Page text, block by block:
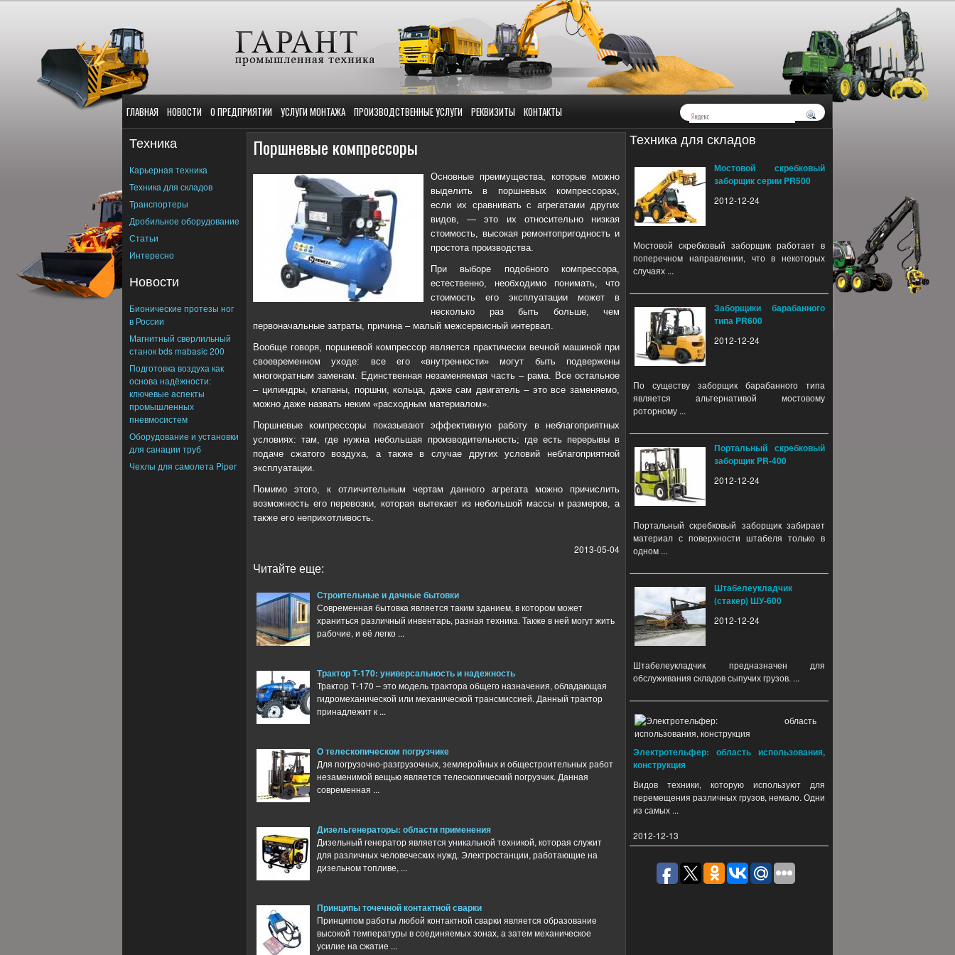
ГЛАВНАЯ НОВОСТИ О ПРЕДПРИЯТИИ УСЛУГИ МОНТАЖА ПРОИЗВОДСТВЕННЫЕ УСЛУГИ РЕКВИЗИТЫ КОНТАКТЫ
Техника
Карьерная техника
Техника для складов
Транспортеры
Дробильное оборудование
Статьи
Интересно
Новости
Бионические протезы ног
в России
Магнитный сверлильный
станок bds mabasic 200
Подготовка воздуха как
основа надёжности:
ключевые аспекты
промышленных
пневмосистем
Оборудование и установки
для санации труб
Чехлы для самолета Piper
Поршневые компрессоры
Основные преимущества, которые можно
выделить в поршневых компрессорах,
если их сравнивать с агрегатами других
видов, — это их относительно низкая
стоимость, высокая ремонтопригодность и
простота производства.
При выборе подобного компрессора,
естественно, необходимо понимать, что
стоимость его эксплуатации может в
несколько раз быть больше, чем
первоначальные затраты, причина – малый межсервисный интервал.
Вообще говоря, поршневой компрессор является практически вечной машиной при
своевременном уходе: все его «внутренности» могут быть подвержены
многократным заменам. Единственная незаменяемая часть – рама. Все остальное
– цилиндры, клапаны, поршни, кольца, даже сам двигатель – это все заменяемо,
можно даже назвать неким «расходным материалом».
Поршневые компрессоры показывают эффективную работу в неблагоприятных
условиях: там, где нужна небольшая производительность; где есть перерывы в
подаче сжатого воздуха, а также в случае других условий неблагоприятной
эксплуатации.
Помимо этого, к отличительным чертам данного агрегата можно причислить
возможность его перевозки, которая вытекает из небольшой массы и размеров, а
также его неприхотливость.
2013-05-04
Читайте еще:
Строительные и дачные бытовки
Современная бытовка является таким зданием, в котором может
храниться различный инвентарь, разная техника. Также в ней могут жить
рабочие, и её легко ...
Трактор Т-170: универсальность и надежность
Трактор Т-170 – это модель трактора общего назначения, обладающая
гидромеханической или механической трансмиссией. Данный трактор
принадлежит к ...
О телескопическом погрузчике
Для погрузочно-разгрузочных, землеройных и общестроительных работ
незаменимой вещью является телескопический погрузчик. Данная
современная ...
Дизельгенераторы: области применения
Дизельный генератор является уникальной техникой, которая служит
для различных человеческих нужд. Электростанции, работающие на
дизельном топливе, ...
Принципы точечной контактной сварки
Принципом работы любой контактной сварки является образование
высокой температуры в соединяемых зонах, а затем механическое
усилие на сжатие ...
Техника для складов
Мостовой скребковый
заборщик серии PR500
Мостовой скребковый заборщик работает в
поперечном направлении, что в некоторых
случаях ...
2012-12-24
Заборщики барабанного
типа PR600
По существу заборщик барабанного типа
является альтернативой мостовому
роторному ...
2012-12-24
Портальный скребковый
заборщик PR-400
Портальный скребковый заборщик забирает
материал с поверхности штабеля только в
одном ...
2012-12-24
Штабелеукладчик
(стакер) ШУ-600
Штабелеукладчик предназначен для
обслуживания складов сыпучих грузов. ...
2012-12-24
Электротельфер: область использования,
конструкция
Видов техники, которую используют для
перемещения различных грузов, немало. Одни
из самых ...
2012-12-13